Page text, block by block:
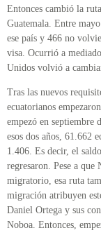
Entonces cambió la
Guatemala. Entre
ese país y 466 no
visa. Ocurrió a
Unidos volvió a
Tras las nuevos
ecuatorianos
empezó en septiembre
esos dos años, 61.662
1.406. Es decir, el
regresaron. Pese a
migratorio, esa ruta
migración atribuyen
Daniel Ortega y sus
Noboa. Entonces,